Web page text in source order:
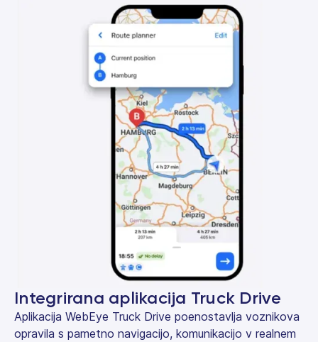
Integrirana aplikacija Truck Drive
Aplikacija WebEye Truck Drive poenostavlja voznikova
opravila s pametno navigacijo, komunikacijo v realnem